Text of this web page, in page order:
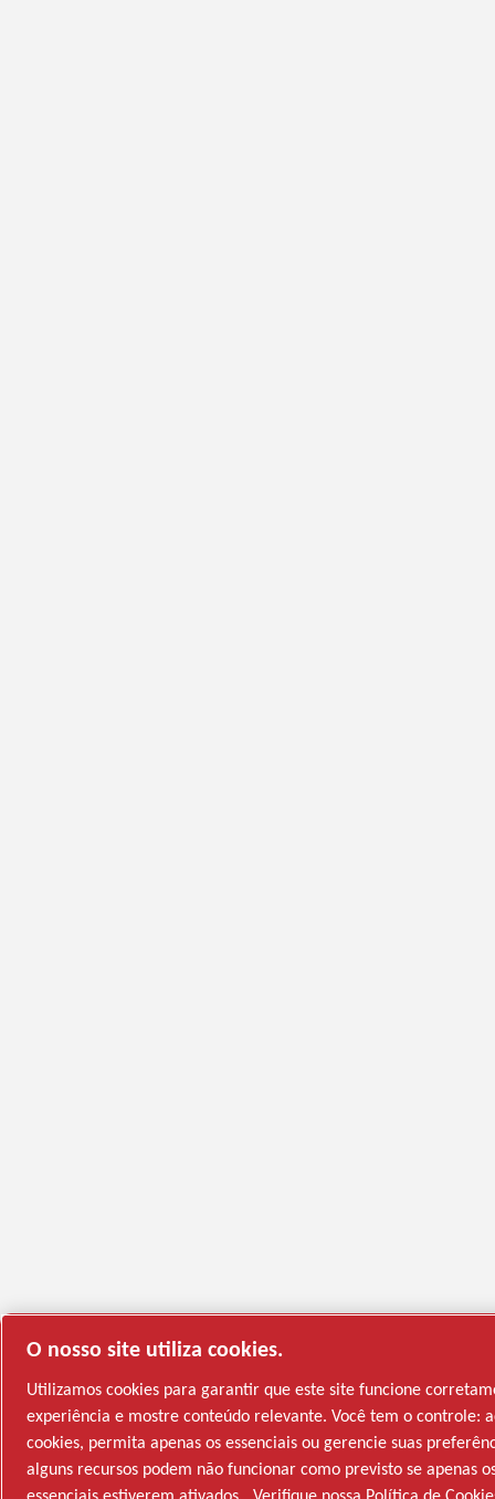
O nosso site utiliza cookies.
Utilizamos cookies para garantir que este site funcione
experiência e mostre conteúdo relevante. Você tem o controle:
cookies, permita apenas os essenciais ou gerencie suas
alguns recursos podem não funcionar como previsto se apenas